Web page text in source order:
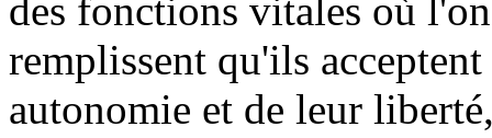
des fonctions vitales où
remplissent qu'ils
autonomie et de leur